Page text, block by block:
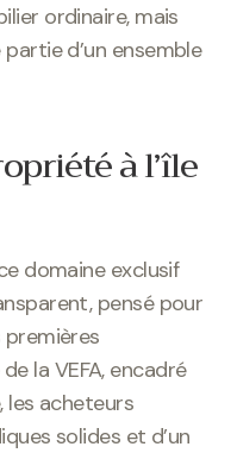
ordinaire, mais
d’un ensemble
à l’île
domaine exclusif
pensé pour
la VEFA, encadré
les acheteurs
solides et d’un